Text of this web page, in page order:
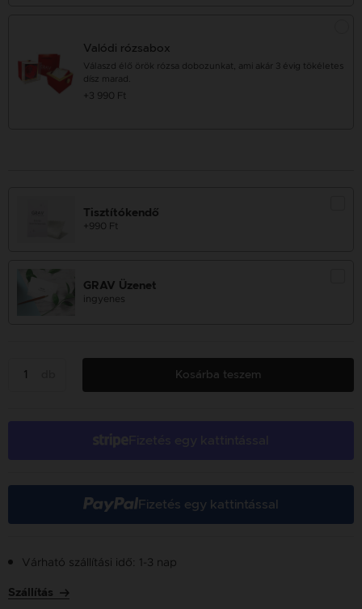
Valódi rózsabox
Válaszd élő örök rózsa dobozunkat, ami akár 3 évig tökéletes
dísz marad.
+3 990 Ft
Tisztítókendő
+990 Ft
GRAV Üzenet
ingyenes
Kosárba teszem
Fizetés egy kattintással
Várható szállítási idő: 1-3 nap
Szállítás